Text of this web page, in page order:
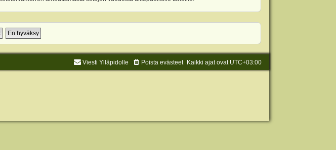
Kaikki ajat ovat UTC+03:00
Poista evästeet
Viesti Ylläpidolle